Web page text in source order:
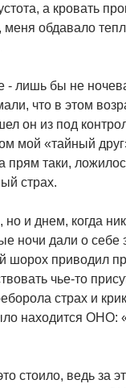
а кровать
обдавало
- лишь бы не
что в этом
он из под
мой «тайный
таки,
страх.
и днем, когда
ночи дали о себе
шорох приводил
чье-то
страх и
находится
стоило, ведь за